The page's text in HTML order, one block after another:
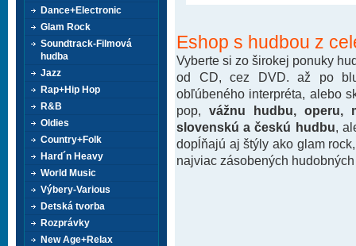
Eshop s hudbou z
Vyberte si zo širokej ponuky
od CD, cez DVD. až po
obľúbeného interpréta, alebo
pop, vážnu hudbu, operu,
slovenskú a českú hudbu ,
dopĺňajú aj štýly ako glam
najviac zásobených
Dance+Electronic
Glam Rock
Soundtrack-Filmová
hudba
Jazz
Rap+Hip Hop
R&B
Oldies
Country+Folk
Hard´n Heavy
World Music
Výbery-Various
Detská tvorba
Rozprávky
New Age+Relax